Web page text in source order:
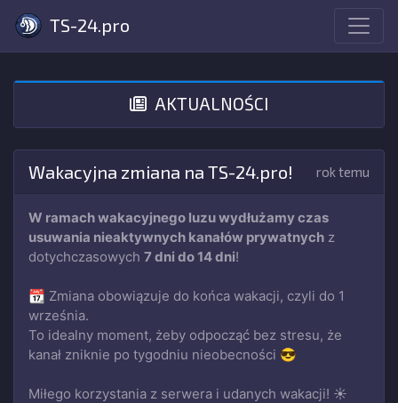
TS-24.pro
AKTUALNOŚCI
Wakacyjna zmiana na TS-24.pro! rok temu
W ramach wakacyjnego luzu wydłużamy czas
usuwania nieaktywnych kanałów prywatnych z
dotychczasowych 7 dni do 14 dni!
📆 Zmiana obowiązuje do końca wakacji, czyli do 1
września.
To idealny moment, żeby odpocząć bez stresu, że
kanał zniknie po tygodniu nieobecności 😎
Miłego korzystania z serwera i udanych wakacji! ☀️